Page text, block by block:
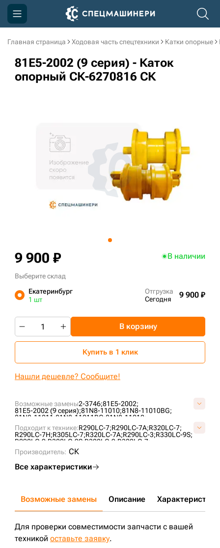
Главная страница Ходовая часть спецтехники Катки опорные
81E5-2002 (9 серия) - Каток
опорный СК-6270816 СК
Возможные замены2-3746;81E5-2002;
81E5-2002 (9 серия);81N8-11010;81N8-11010BG;
81N8-11011;81N8-11011BG;81N8-11012;
V81N8-11010V;
Подходит к технике:R290LC-7;R290LC-7A;R320LC-7;
R290LC-7H;R305LC-7;R320LC-7A;R290LC-3;R330LC-9S;
R290LC-9;R300LC-9S;R320LC-9;R300LC-7;
Производитель: СК
Все характеристики
9 900 ₽ В наличии
Выберите склад
Екатеринбург
1 шт
Отгрузка
Сегодня
9 900 ₽
В корзину
Купить в 1 клик
Нашли дешевле? Сообщите!
Возможные замены Описание Характеристики
Для проверки совместимости запчасти с вашей
техникой оставьте заявку.
Компания
Акции
3D тур по производству
3D тур по складам
sksale@skdst.ru